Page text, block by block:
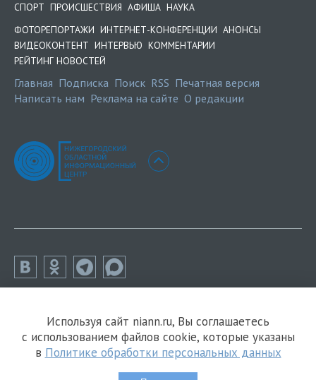
СПОРТ ПРОИСШЕСТВИЯ АФИША НАУКА
ФОТОРЕПОРТАЖИ ИНТЕРНЕТ-КОНФЕРЕНЦИИ АНОНСЫ
ВИДЕОКОНТЕНТ ИНТЕРВЬЮ КОММЕНТАРИИ
РЕЙТИНГ НОВОСТЕЙ
Главная Подписка Поиск RSS Печатная версия
Написать нам Реклама на сайте О редакции
Используя сайт niann.ru, Вы соглашаетесь
с использованием файлов cookie, которые указаны
в Политике обработки персональных данных